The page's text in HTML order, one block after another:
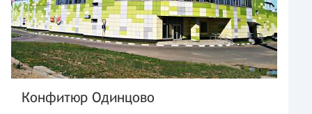
Конфитюр Одинцово